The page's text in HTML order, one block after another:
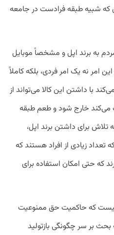
شبیه طبقه فرادست در جامعه
به برند اپل و مشخصاً موبایل
امر نه یک امر فردی، بلکه کاملاً
با داشتن این کالا می‌تواند از
می‌کند خارج شود و طعم طبقه
تلاش برای داشتن برند اپل،
زیادی از افراد هستند که
که حتی امکان استفاده برای
که حاکمیت حق ممنوعیت
بحث بر سر چگونگی بازتولید